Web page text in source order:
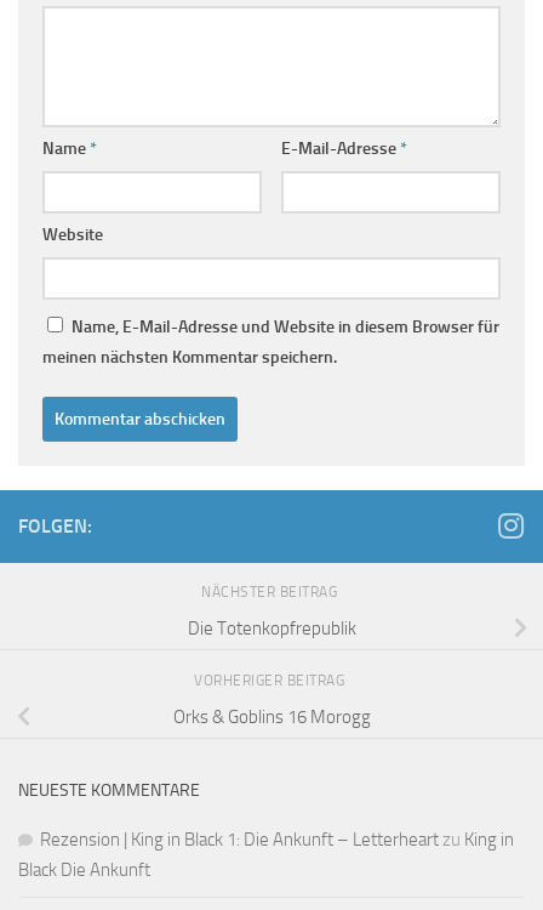
Name* E-Mail-Adresse*
Website
Name, E-Mail-Adresse und Website in diesem Browser für
meinen nächsten Kommentar speichern.
FOLGEN:
NÄCHSTER BEITRAG
Die Totenkopfrepublik
VORHERIGER BEITRAG
Orks & Goblins 16 Morogg
NEUESTE KOMMENTARE
Rezension | King in Black 1: Die Ankunft – Letterheartzu King in
Black Die Ankunft